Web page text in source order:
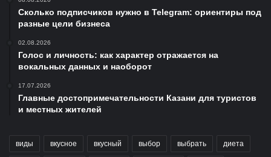
Сколько подписчиков нужно в Telegram: ориентиры под
разные цели бизнеса
02.08.2026
Голос и личность: как характер отражается на
вокальных данных и наоборот
17.07.2026
Главные достопримечательности Казани для туристов
и местных жителей
виды вкусное вкусный выбор выбрать диета